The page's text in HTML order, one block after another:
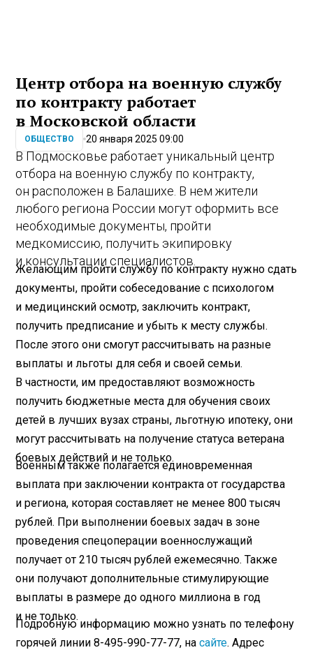
Центр отбора на военную службу
по контракту работает
в Московской области
ОБЩЕСТВО 20 января 2025 09:00
В Подмосковье работает уникальный центр
отбора на военную службу по контракту,
он расположен в Балашихе. В нем жители
любого региона России могут оформить все
необходимые документы, пройти
медкомиссию, получить экипировку
и консультации специалистов.
Желающим пройти службу по контракту нужно сдать
документы, пройти собеседование с психологом
и медицинский осмотр, заключить контракт,
получить предписание и убыть к месту службы.
После этого они смогут рассчитывать на разные
выплаты и льготы для себя и своей семьи.
В частности, им предоставляют возможность
получить бюджетные места для обучения своих
детей в лучших вузах страны, льготную ипотеку, они
могут рассчитывать на получение статуса ветерана
боевых действий и не только.
Военным также полагается единовременная
выплата при заключении контракта от государства
и региона, которая составляет не менее 800 тысяч
рублей. При выполнении боевых задач в зоне
проведения спецоперации военнослужащий
получает от 210 тысяч рублей ежемесячно. Также
они получают дополнительные стимулирующие
выплаты в размере до одного миллиона в год
и не только.
Подробную информацию можно узнать по телефону
горячей линии 8-495-990-77-77, насайте. Адрес